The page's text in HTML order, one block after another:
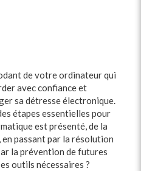
de votre ordinateur qui
avec confiance et
sa détresse électronique.
étapes essentielles pour
est présenté, de la
passant par la résolution
la prévention de futures
outils nécessaires ?